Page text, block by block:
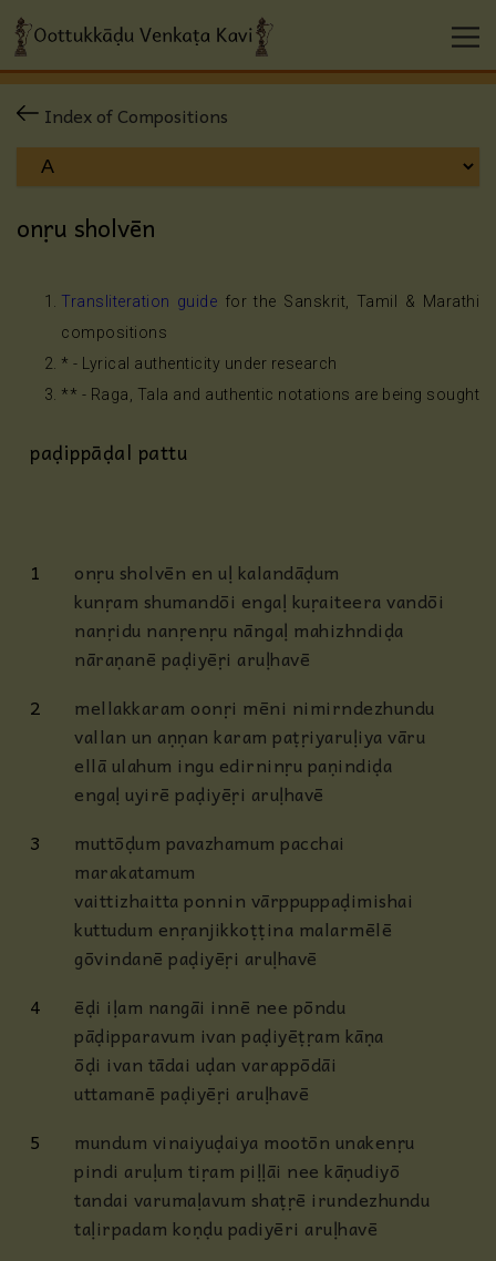
Index of Compositions
onṛu sholvēn
Transliteration guide for the Sanskrit, Tamil & Marathi
compositions
* - Lyrical authenticity under research
** - Raga, Tala and authentic notations are being sought
paḍippāḍal pattu
1
onṛu sholvēn en uḷ kalandāḍum
kunṛam shumandōi engaḷ kuṛaiteera vandōi
nanṛidu nanṛenṛu nāngaḷ mahizhndiḍa
nāraṇanē paḍiyēṛi aruḷhavē
2
mellakkaram oonṛi mēni nimirndezhundu
vallan un aṇṇan karam paṭṛiyaruḷiya vāru
ellā ulahum ingu edirninṛu paṇindiḍa
engaḷ uyirē paḍiyēṛi aruḷhavē
3
muttōḍum pavazhamum pacchai
marakatamum
vaittizhaitta ponnin vārppuppaḍimishai
kuttudum enṛanjikkoṭṭina malarmēlē
gōvindanē paḍiyēṛi aruḷhavē
4
ēḍi iḷam nangāi innē nee pōndu
pāḍipparavum ivan paḍiyēṭṛam kāṇa
ōḍi ivan tādai uḍan varappōdāi
uttamanē paḍiyēṛi aruḷhavē
5
mundum vinaiyuḍaiya mootōn unakenṛu
pindi aruḷum tiṛam piḷḷāi nee kāṇudiyō
tandai varumaḷavum shaṭṛē irundezhundu
taḷirpadam koṇḍu padiyēri aruḷhavē